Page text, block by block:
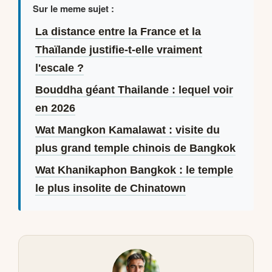
Sur le meme sujet :
La distance entre la France et la
Thaïlande justifie-t-elle vraiment
l'escale ?
Bouddha géant Thailande : lequel voir
en 2026
Wat Mangkon Kamalawat : visite du
plus grand temple chinois de Bangkok
Wat Khanikaphon Bangkok : le temple
le plus insolite de Chinatown